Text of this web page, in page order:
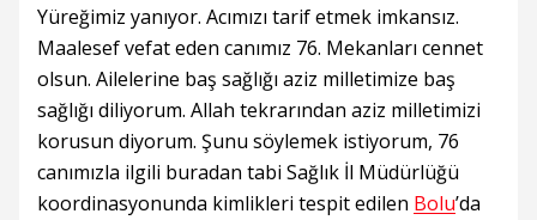
Yüreğimiz yanıyor. Acımızı tarif etmek imkansız.
Maalesef vefat eden canımız 76. Mekanları cennet
olsun. Ailelerine baş sağlığı aziz milletimize baş
sağlığı diliyorum. Allah tekrarından aziz milletimizi
korusun diyorum. Şunu söylemek istiyorum, 76
canımızla ilgili buradan tabi Sağlık İl Müdürlüğü
koordinasyonunda kimlikleri tespit edilen Bolu’da